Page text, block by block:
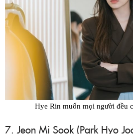
Hye Rin muốn mọi người đều
7. Jeon Mi Sook (Park Hyo